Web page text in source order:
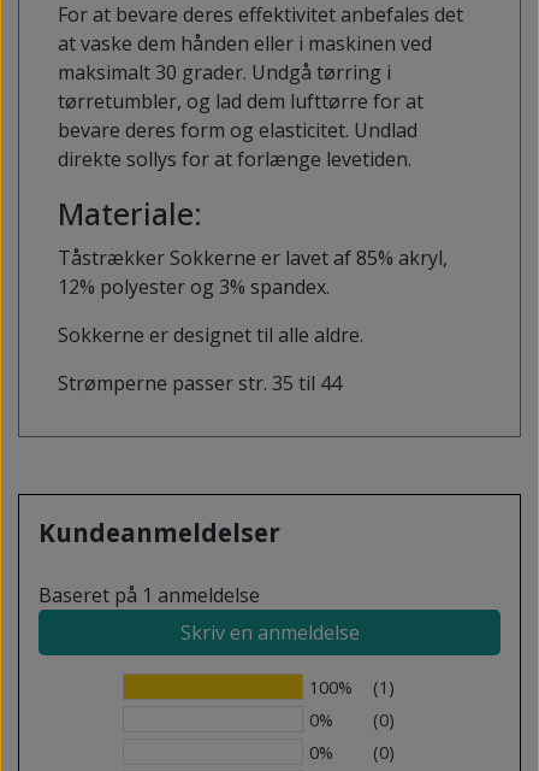
For at bevare deres effektivitet anbefales det
at vaske dem hånden eller i maskinen ved
maksimalt 30 grader. Undgå tørring i
tørretumbler, og lad dem lufttørre for at
bevare deres form og elasticitet. Undlad
direkte sollys for at forlænge levetiden.
Materiale:
Tåstrækker Sokkerne er lavet af 85% akryl,
12% polyester og 3% spandex.
Sokkerne er designet til alle aldre.
Strømperne passer str. 35 til 44
Kundeanmeldelser
Baseret på 1 anmeldelse
Skriv en anmeldelse
100%
(1)
0%
(0)
0%
(0)